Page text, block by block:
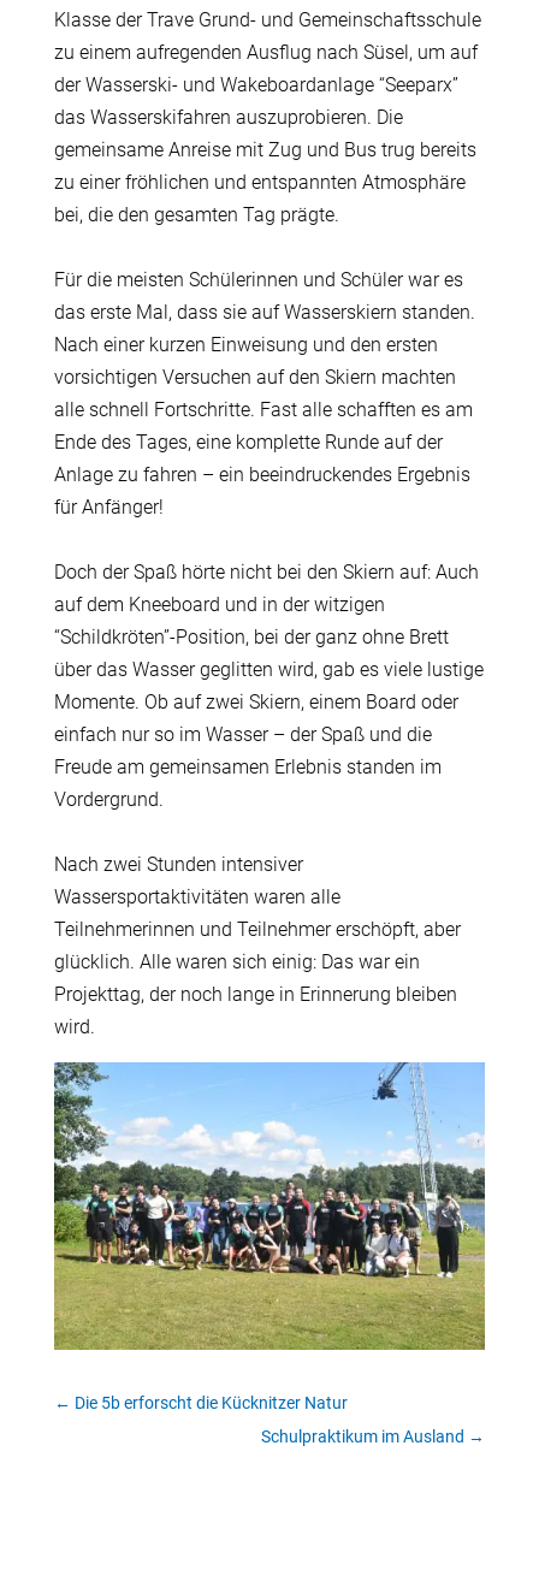
Klasse der Trave Grund- und Gemeinschaftsschule
zu einem aufregenden Ausflug nach Süsel, um auf
der Wasserski- und Wakeboardanlage “Seeparx”
das Wasserskifahren auszuprobieren. Die
gemeinsame Anreise mit Zug und Bus trug bereits
zu einer fröhlichen und entspannten Atmosphäre
bei, die den gesamten Tag prägte.
Für die meisten Schülerinnen und Schüler war es
das erste Mal, dass sie auf Wasserskiern standen.
Nach einer kurzen Einweisung und den ersten
vorsichtigen Versuchen auf den Skiern machten
alle schnell Fortschritte. Fast alle schafften es am
Ende des Tages, eine komplette Runde auf der
Anlage zu fahren – ein beeindruckendes Ergebnis
für Anfänger!
Doch der Spaß hörte nicht bei den Skiern auf: Auch
auf dem Kneeboard und in der witzigen
“Schildkröten”-Position, bei der ganz ohne Brett
über das Wasser geglitten wird, gab es viele lustige
Momente. Ob auf zwei Skiern, einem Board oder
einfach nur so im Wasser – der Spaß und die
Freude am gemeinsamen Erlebnis standen im
Vordergrund.
Nach zwei Stunden intensiver
Wassersportaktivitäten waren alle
Teilnehmerinnen und Teilnehmer erschöpft, aber
glücklich. Alle waren sich einig: Das war ein
Projekttag, der noch lange in Erinnerung bleiben
wird.
← Die 5b erforscht die Kücknitzer Natur
Schulpraktikum im Ausland →